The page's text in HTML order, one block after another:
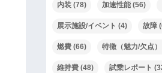
内装 (78) 加速性能 (56)
展示施設/イベント (4) 故障
燃費 (66) 特徴（魅力/欠点）
維持費 (48) 試乗レポート